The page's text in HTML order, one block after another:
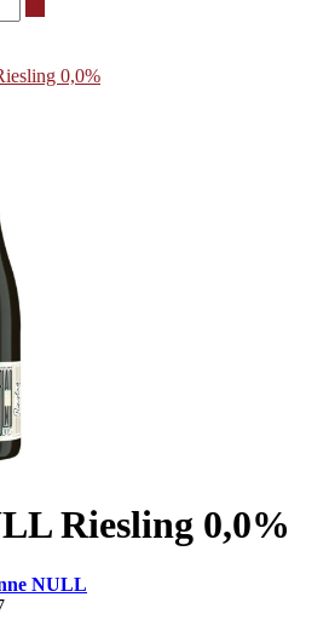
0,0%
Riesling 0,0%
NULL